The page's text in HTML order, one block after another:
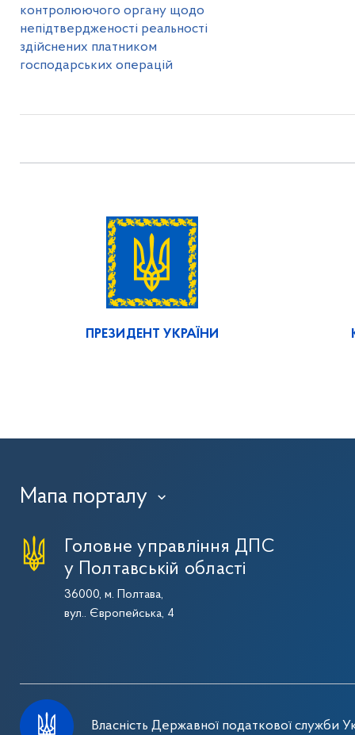
контролюючого органу щодо
непідтвердженості реальності
здійснених платником
господарських операцій
ПРЕЗИДЕНТ УКРАЇНИ
Мапа порталу ›
Головне управління ДПС
у Полтавській області
36000, м. Полтава,
вул.. Європейська, 4
Власність Державної податкової служби